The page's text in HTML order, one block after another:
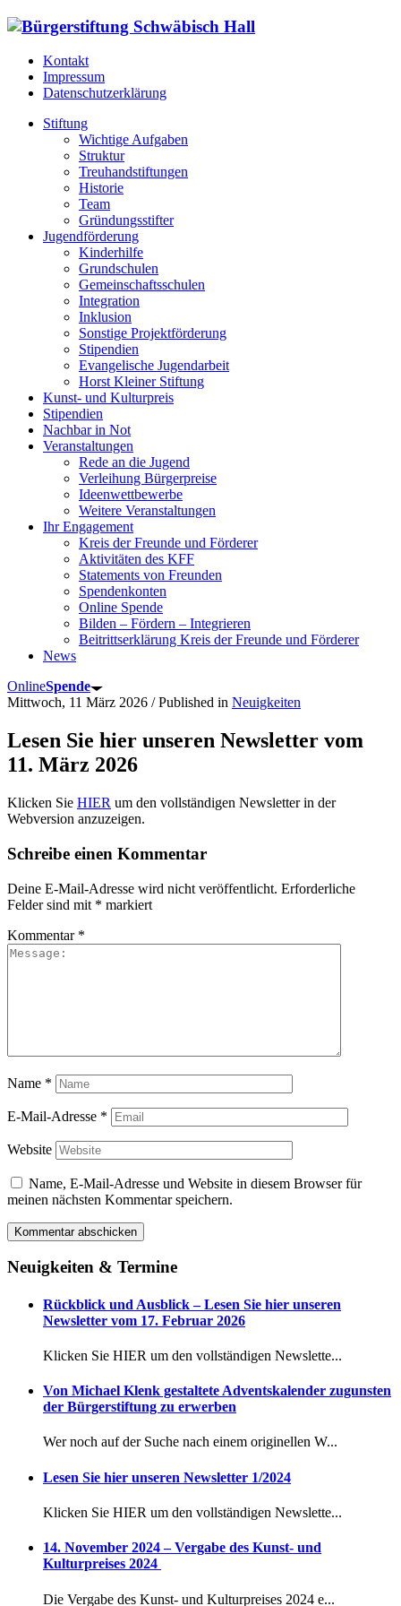
Kontakt
Impressum
Datenschutzerklärung
Stiftung
Wichtige Aufgaben
Struktur
Treuhandstiftungen
Historie
Team
Gründungsstifter
Jugendförderung
Kinderhilfe
Grundschulen
Gemeinschaftsschulen
Integration
Inklusion
Sonstige Projektförderung
Stipendien
Evangelische Jugendarbeit
Horst Kleiner Stiftung
Kunst- und Kulturpreis
Stipendien
Nachbar in Not
Veranstaltungen
Rede an die Jugend
Verleihung Bürgerpreise
Ideenwettbewerbe
Weitere Veranstaltungen
Ihr Engagement
Kreis der Freunde und Förderer
Aktivitäten des KFF
Statements von Freunden
Spendenkonten
Online Spende
Bilden – Fördern – Integrieren
Beitrittserklärung Kreis der Freunde und Förderer
News
OnlineSpende
Mittwoch, 11 März 2026 /Published in Neuigkeiten
Lesen Sie hier unseren Newsletter vom
11. März 2026
Klicken Sie HIER um den vollständigen Newsletter in der
Webversion anzuzeigen.
Schreibe einen Kommentar
Deine E-Mail-Adresse wird nicht veröffentlicht. Erforderliche
Felder sind mit * markiert
Kommentar *
Name *
E-Mail-Adresse *
Website
Name, E-Mail-Adresse und Website in diesem Browser für
meinen nächsten Kommentar speichern.
Neuigkeiten & Termine
Rückblick und Ausblick – Lesen Sie hier unseren
Newsletter vom 17. Februar 2026
Klicken Sie HIER um den vollständigen Newslette...
Von Michael Klenk gestaltete Adventskalender zugunsten
der Bürgerstiftung zu erwerben
Wer noch auf der Suche nach einem originellen W...
Lesen Sie hier unseren Newsletter 1/2024
Klicken Sie HIER um den vollständigen Newslette...
14. November 2024 – Vergabe des Kunst- und
Kulturpreises 2024
Die Vergabe des Kunst- und Kulturpreises 2024 e...